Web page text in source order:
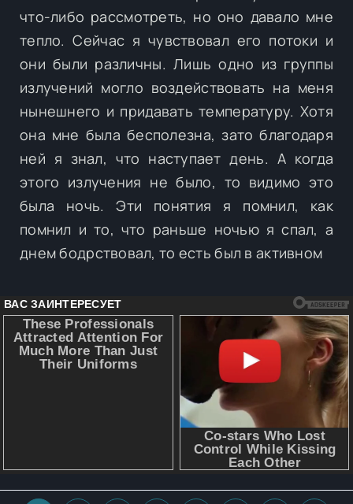
что-либо рассмотреть, но оно давало мне
тепло. Сейчас я чувствовал его потоки и
они были различны. Лишь одно из группы
излучений могло воздействовать на меня
нынешнего и придавать температуру. Хотя
она мне была бесполезна, зато благодаря
ней я знал, что наступает день. А когда
этого излучения не было, то видимо это
была ночь. Эти понятия я помнил, как
помнил и то, что раньше ночью я спал, а
днем бодрствовал, то есть был в активном